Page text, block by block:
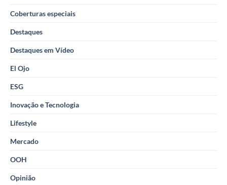
Coberturas especiais
Destaques
Destaques em Vídeo
El Ojo
ESG
Inovação e Tecnologia
Lifestyle
Mercado
OOH
Opinião